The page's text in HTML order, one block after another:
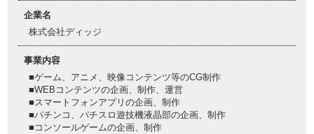
企業名
株式会社ディッジ
事業内容
■ゲーム、アニメ、映像コンテンツ等のCG制作
■WEBコンテンツの企画、制作、運営
■スマートフォンアプリの企画、制作
■パチンコ、パチスロ遊技機液晶部の企画、制作
■コンソールゲームの企画、制作